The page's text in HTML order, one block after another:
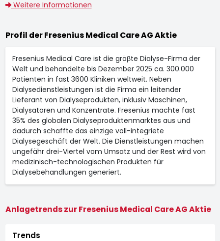
Weitere Informationen
Profil der Fresenius Medical Care AG Aktie
Fresenius Medical Care ist die gröβte Dialyse-Firma der
Welt und behandelte bis Dezember 2025 ca. 300.000
Patienten in fast 3600 Kliniken weltweit. Neben
Dialysedienstleistungen ist die Firma ein leitender
Lieferant von Dialyseprodukten, inklusiv Maschinen,
Dialysatoren und Konzentrate. Fresenius machte fast
35% des globalen Dialyseproduktenmarktes aus und
dadurch schaffte das einzige voll-integriete
Dialysegeschäft der Welt. Die Dienstleistungen machen
ungefähr drei-Viertel vom Umsatz und der Rest wird von
medizinisch-technologischen Produkten für
Dialysebehandlungen generiert.
Anlagetrends zur Fresenius Medical Care AG Aktie
Trends